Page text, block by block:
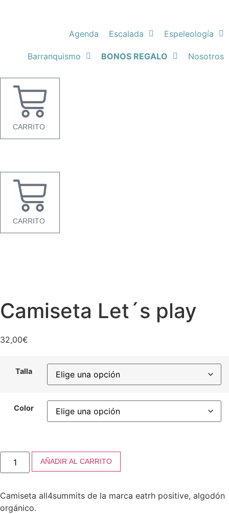
Agenda Escalada Espeleología
Barranquismo BONOS REGALO Nosotros
CARRITO
CARRITO
Camiseta Let´s play
32,00€
Talla
Color
Camiseta
´s
AÑADIR AL CARRITO
Camiseta all4summits de la marca eatrh positive, algodón
orgánico.